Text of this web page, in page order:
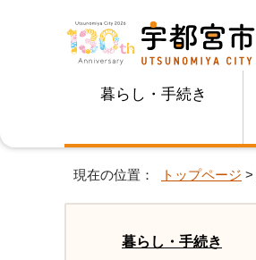
暮らし・手続き
現在の位置： トップページ >
暮らし・手続き